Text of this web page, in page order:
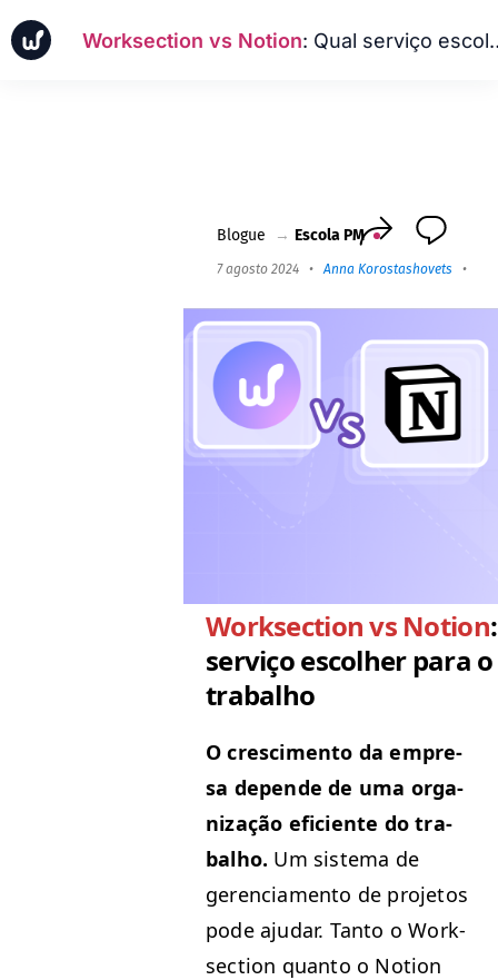
Worksection vs Notion: Qual serviço escolher para o trabalho
Blogue → Escola PM
7 agosto 2024 •Anna Korostashovets •
Worksection vs Notion
serviço escolher para o
trabalho
O cresci­men­to da empre­
sa depende de uma orga­
ni­za­ção efi­ciente do tra­
bal­ho. Um sis­tema de
geren­ci­a­men­to de pro­je­tos
pode aju­dar. Tan­to o Work­
sec­tion quan­to o Notion